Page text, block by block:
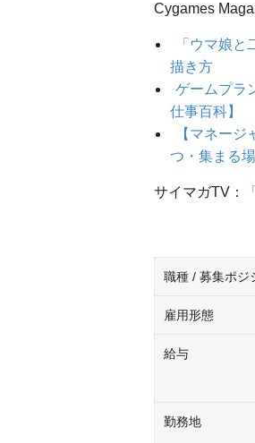
Cygames
「ウマ娘
描き方
ゲームプラ
仕事百科】
【マネー
つ・集まる場
サイマガTV：
職種 / 募集ポジ
雇用形態
給与
勤務地